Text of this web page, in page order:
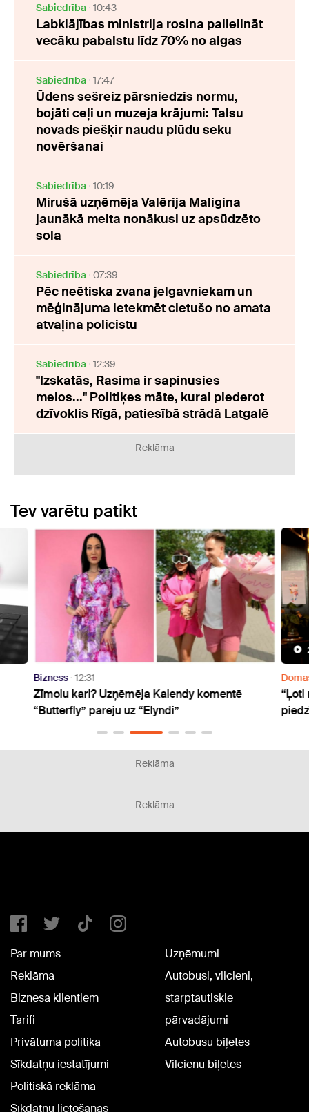
Sabiedrība 10:43
Labklājības ministrija rosina palielināt
vecāku pabalstu līdz 70% no algas
Sabiedrība 17:47
Ūdens sešreiz pārsniedzis normu,
bojāti ceļi un muzeja krājumi: Talsu
novads piešķir naudu plūdu seku
novēršanai
Sabiedrība 10:19
Mirušā uzņēmēja Valērija Maligina
jaunākā meita nonākusi uz apsūdzēto
sola
Sabiedrība 07:39
Pēc neētiska zvana jelgavniekam un
mēģinājuma ietekmēt cietušo no amata
atvaļina policistu
Sabiedrība 12:39
"Izskatās, Rasima ir sapinusies
melos..." Politiķes māte, kurai piederot
dzīvoklis Rīgā, patiesībā strādā Latgalē
Reklāma
Tev varētu patikt
Bizness 12:31
Zīmolu kari? Uzņēmēja Kalendy komentē
“Butterfly” pāreju uz “Elyndi”
“Ļoti
Reklāma
Reklāma
Par mums
Reklāma
Biznesa klientiem
Tarifi
Privātuma politika
Sīkdatņu iestatījumi
Politiskā reklāma
Sīkdatņu lietošanas
Uzņēmumi
Autobusi, vilcieni,
starptautiskie
pārvadājumi
Autobusu biļetes
Vilcienu biļetes